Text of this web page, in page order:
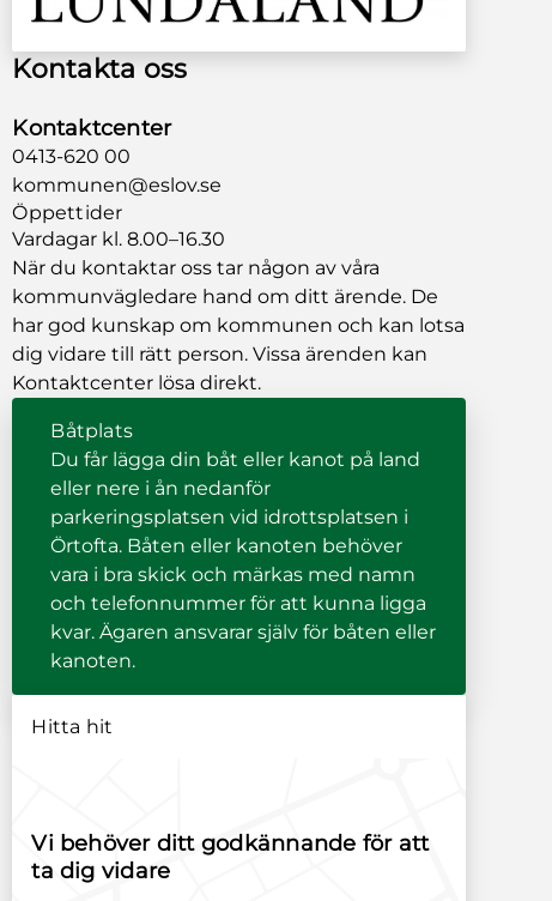
Kontakta oss
Kontaktcenter
0413-620 00
kommunen@eslov.se
Öppettider
Vardagar kl. 8.00–16.30
När du kontaktar oss tar någon av våra
kommunvägledare hand om ditt ärende. De
har god kunskap om kommunen och kan lotsa
dig vidare till rätt person. Vissa ärenden kan
Kontaktcenter lösa direkt.
Båtplats
Du får lägga din båt eller kanot på land
eller nere i ån nedanför
parkeringsplatsen vid idrottsplatsen i
Örtofta. Båten eller kanoten behöver
vara i bra skick och märkas med namn
och telefonnummer för att kunna ligga
kvar. Ägaren ansvarar själv för båten eller
kanoten.
Hitta hit
Vi behöver ditt godkännande för att
ta dig vidare